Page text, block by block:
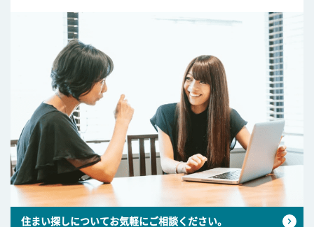
住まい探しについてお気軽にご相談ください。